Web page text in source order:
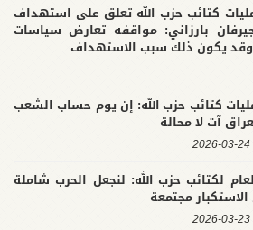
كتائب حزب الله تعلق على استهداف
بارزاني: مواقفه تعارض سياسات
يكون ذلك سبب الاستهداف
كتائب حزب الله: إن يوم حساب الشعب
آت لا محالة
لكتائب حزب الله: لنجعل الحرب شاملة
مجتمعة